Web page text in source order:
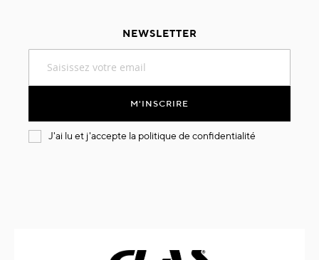
NEWSLETTER
notre
M'INSCRIRE
J'ai lu et j'accepte la politique de confidentialité